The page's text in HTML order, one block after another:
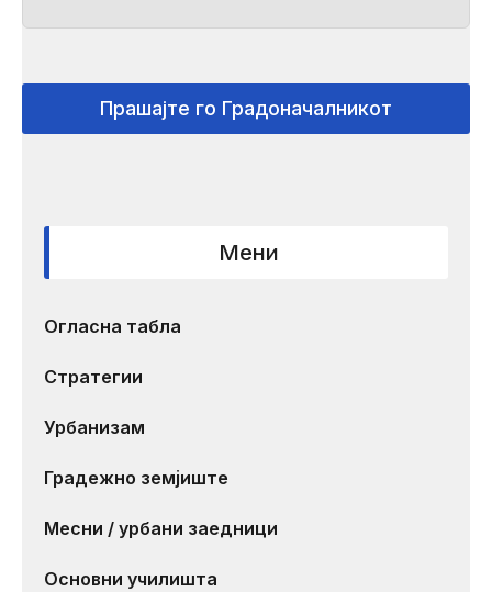
Прашајте го Градоначалникот
Мени
Огласна табла
Стратегии
Урбанизам
Градежно земјиште
Месни / урбани заедници
Основни училишта